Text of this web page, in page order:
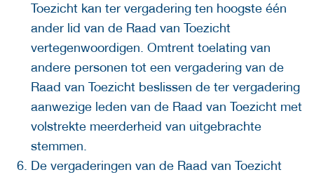
Toezicht kan ter vergadering ten hoogste één
ander lid van de Raad van Toezicht
vertegenwoordigen. Omtrent toelating van
andere personen tot een vergadering van de
Raad van Toezicht beslissen de ter vergadering
aanwezige leden van de Raad van Toezicht met
volstrekte meerderheid van uitgebrachte
stemmen.
De vergaderingen van de Raad van Toezicht